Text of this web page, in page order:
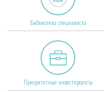
Библиотека специалиста
Приоритетные инвестпроекты